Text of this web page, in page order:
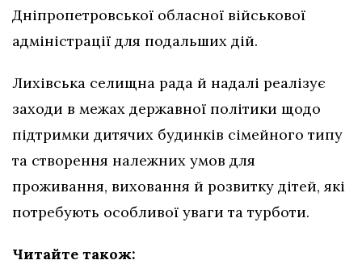
Дніпропетровської обласної військової
адміністрації для подальших дій.
Лихівська селищна рада й надалі реалізує
заходи в межах державної політики щодо
підтримки дитячих будинків сімейного типу
та створення належних умов для
проживання, виховання й розвитку дітей, які
потребують особливої уваги та турботи.
Читайте також: